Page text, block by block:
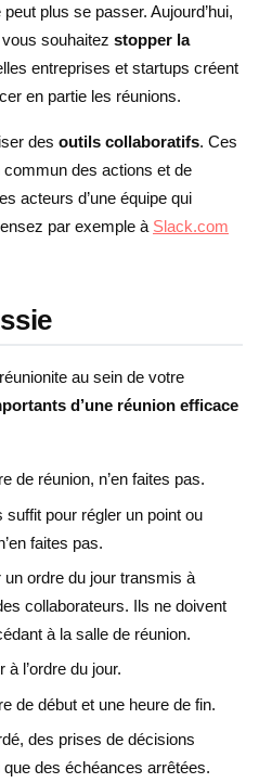
plus se passer. Aujourd’hui,
souhaitez stopper la
entreprises et startups créent
en partie les réunions.
des outils collaboratifs. Ces
des actions et de
acteurs d’une équipe qui
par exemple à Slack.com
au sein de votre
d’une réunion efficace
de réunion, n’en faites pas.
suffit pour régler un point ou
faites pas.
un ordre du jour transmis à
collaborateurs. Ils ne doivent
à la salle de réunion.
à l’ordre du jour.
de début et une heure de fin.
des prises de décisions
des échéances arrêtées.